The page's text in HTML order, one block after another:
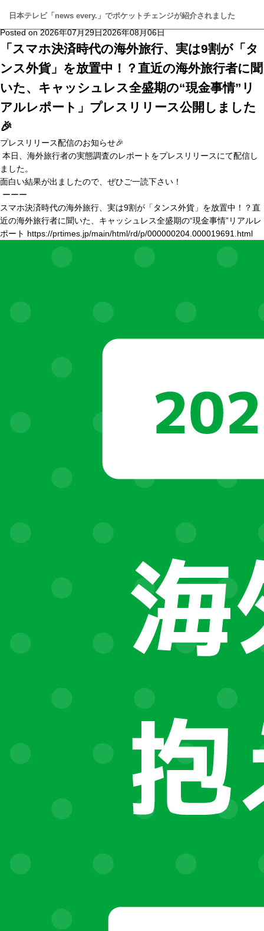
カテゴリー: MEDIA
Posted on 2026年07月29日2026年08月06日
「スマホ決済時代の海外旅行、実は9割が「タ
ンス外貨」を放置中！？直近の海外旅行者に聞
いた、キャッシュレス全盛期の“現金事情”リ
アルレポート」プレスリリース公開しました
🎉
プレスリリース配信のお知らせ🎉
本日、海外旅行者の実態調査のレポートをプレスリリースにて配信し
ました。
面白い結果が出ましたので、ぜひご一読下さい！
ーーー
スマホ決済時代の海外旅行、実は9割が「タンス外貨」を放置中！？直
近の海外旅行者に聞いた、キャッシュレス全盛期の“現金事情”リアルレ
ポート https://prtimes.jp/main/html/rd/p/000000204.000019691.html
日本テレビ「news every.」でポケットチェンジが紹介されました